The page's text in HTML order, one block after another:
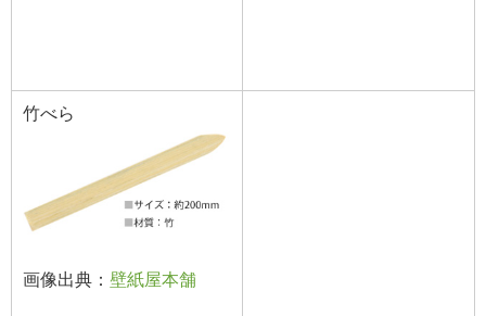
竹べら
画像出典： 壁紙屋本舗